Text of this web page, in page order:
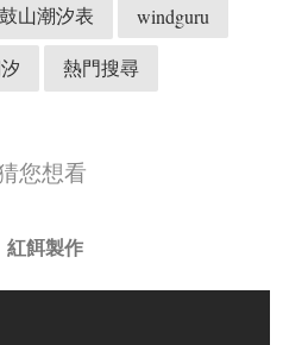
鼓山潮汐表 windguru
熱門搜尋
您想看
紅餌製作